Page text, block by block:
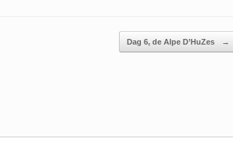
Dag 6, de Alpe D’HuZes →